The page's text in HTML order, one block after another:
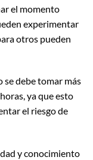
el momento
experimentar
otros pueden
se debe tomar más
ya que esto
el riesgo de
y conocimiento